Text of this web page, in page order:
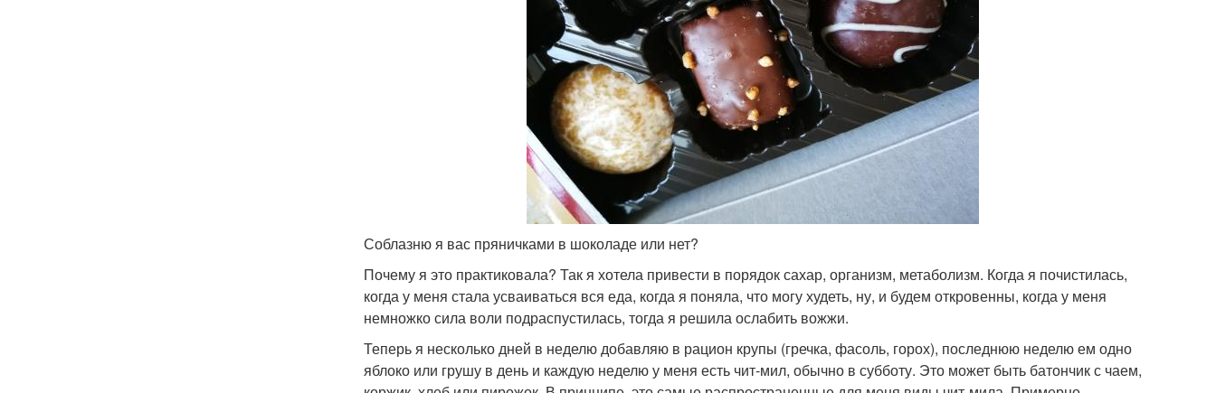
Соблазню я вас пряничками в шоколаде или нет?
Почему я это практиковала? Так я хотела привести в порядок сахар, организм, метаболизм. Когда я почистилась,
когда у меня стала усваиваться вся еда, когда я поняла, что могу худеть, ну, и будем откровенны, когда у меня
немножко сила воли подраспустилась, тогда я решила ослабить вожжи.
Теперь я несколько дней в неделю добавляю в рацион крупы (гречка, фасоль, горох), последнюю неделю ем одно
яблоко или грушу в день и каждую неделю у меня есть чит-мил, обычно в субботу. Это может быть батончик с чаем,